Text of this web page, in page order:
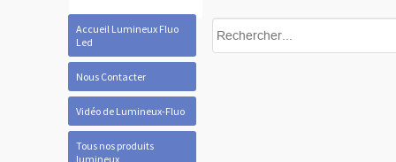
Accueil Lumineux Fluo
Led
Nous Contacter
Vidéo de Lumineux-Fluo
Tous nos produits
lumineux